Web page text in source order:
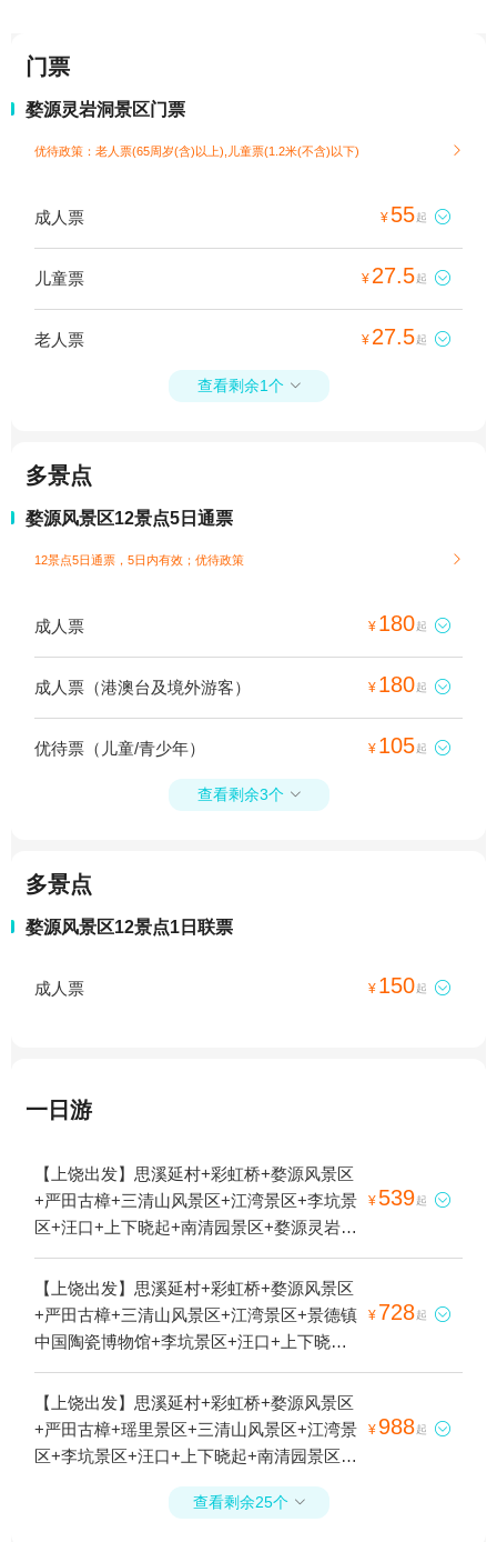
门票
婺源灵岩洞景区门票
优待政策：老人票(65周岁(含)以上),儿童票(1.2米(不含)以下) 
成人票 ¥ 55起 
儿童票 ¥ 27.5起 
老人票 ¥ 27.5起 
查看剩余1个 
多景点
婺源风景区12景点5日通票
12景点5日通票，5日内有效； 优待政策 
成人票 ¥ 180起 
成人票（港澳台及境外游客） ¥ 180起 
优待票（儿童/青少年） ¥ 105起 
查看剩余3个 
多景点
婺源风景区12景点1日联票
成人票 ¥ 150起 
一日游
【上饶出发】思溪延村+彩虹桥+婺源风景区
+严田古樟+三清山风景区+江湾景区+李坑景
区+汪口+上下晓起+南清园景区+婺源灵岩洞
景区+婺源月亮湾+婺源篁岭景区+江岭景区
+婺源熹园+婺源石门峡山野秘境+望仙谷2日
游
¥ 539起 
【上饶出发】思溪延村+彩虹桥+婺源风景区
+严田古樟+三清山风景区+江湾景区+景德镇
中国陶瓷博物馆+李坑景区+汪口+上下晓起
+南清园景区+大鄣山卧龙谷+婺源灵岩洞景
区+西海岸+阳光海岸+月亮湾+景德镇雕塑瓷
厂明青园+婺源篁岭+石城+江岭景区+婺源熹
园+篁岭石门峡+婺源瑶湾景区+望仙谷+婺女
¥ 728起 
【上饶出发】思溪延村+彩虹桥+婺源风景区
+严田古樟+瑶里景区+三清山风景区+江湾景
区+李坑景区+汪口+上下晓起+南清园景区
+大鄣山卧龙谷+婺源灵岩洞景区+西海岸+阳
光海岸+景德镇古窑民俗博览区+景德镇雕塑
¥ 988起 
查看剩余25个 